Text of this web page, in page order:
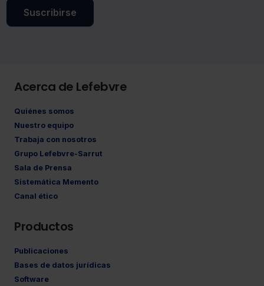
Suscribirse
Acerca de Lefebvre
Quiénes somos
Nuestro equipo
Trabaja con nosotros
Grupo Lefebvre-Sarrut
Sala de Prensa
Sistemática Memento
Canal ético
Productos
Publicaciones
Bases de datos jurídicas
Software